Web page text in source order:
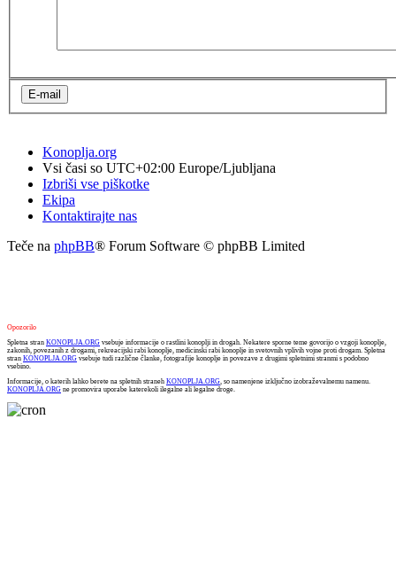
Konoplja.org
Vsi časi so UTC+02:00 Europe/Ljubljana
Izbriši vse piškotke
Ekipa
Kontaktirajte nas
Teče na phpBB® Forum Software © phpBB Limited
Opozorilo
Spletna stran KONOPLJA.ORG vsebuje informacije o rastlini konoplji in drogah. Nekatere sporne teme govorijo o vzgoji konoplje,
zakonih, povezanih z drogami, rekreacijski rabi konoplje, medicinski rabi konoplje in svetovnih vplivih vojne proti drogam. Spletna
stran KONOPLJA.ORG vsebuje tudi različne članke, fotografije konoplje in povezave z drugimi spletnimi stranmi s podobno
vsebino.
Informacije, o katerih lahko berete na spletnih straneh KONOPLJA.ORG, so namenjene izključno izobraževalnemu namenu.
KONOPLJA.ORG ne promovira uporabe katerekoli ilegalne ali legalne droge.